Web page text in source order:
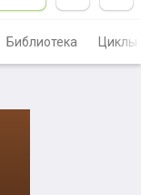
Библиотека Циклы